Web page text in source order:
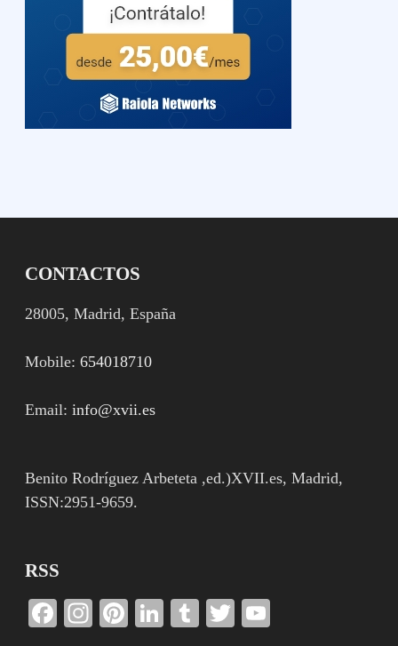
CONTACTOS
28005, Madrid, España
Mobile:654018710
Email:info@xvii.es
Benito Rodríguez Arbeteta ,ed.)XVII.es, Madrid,
ISSN:2951-9659.
RSS
Facebook
Instagram
Pinterest
LinkedIn
TumblrTwitter